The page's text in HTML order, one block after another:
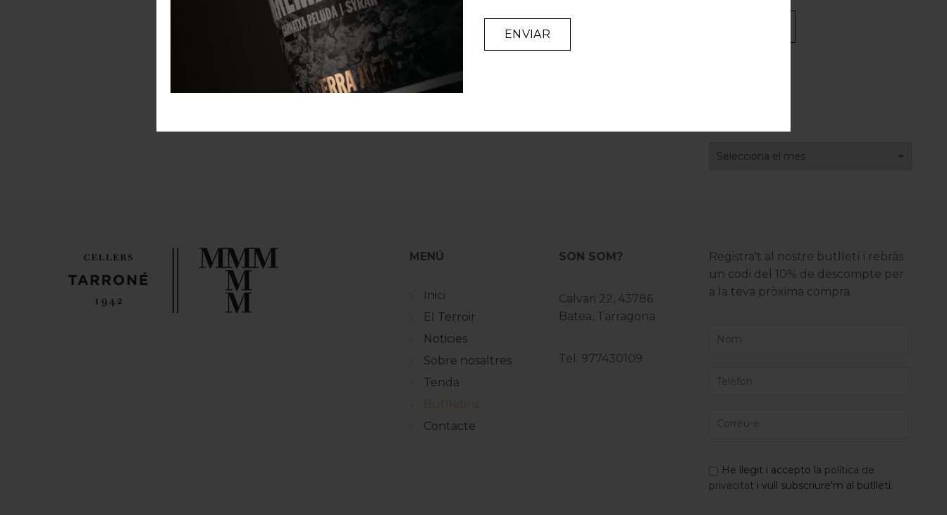
Arxius
MENÚ
Inici
El Terroir
Noticies
Sobre nosaltres
Tenda
Butlletins
Contacte
SON SOM?
Calvari 22, 43786
Batea, Tarragona
Tel: 977430109
Registra't al nostre butlletí i rebràs
un codi del 10% de descompte per
a la teva pròxima compra.
He llegit i accepto la política de
privacitat i vull subscriure'm al butlletí.